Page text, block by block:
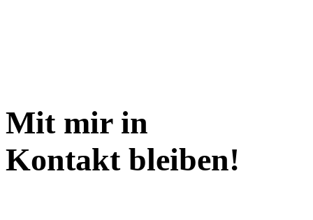
Mit mir in
Kontakt bleiben!